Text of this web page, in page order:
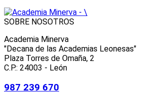
SOBRE NOSOTROS
Academia Minerva
"Decana de las Academias Leonesas"
Plaza Torres de Omaña, 2
C.P.: 24003 - León
987 239 670